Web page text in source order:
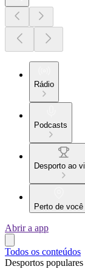
Rádio
Podcasts
Desporto ao
Perto de você
Abrir a app
Todos os conteúdos
Desportos populares